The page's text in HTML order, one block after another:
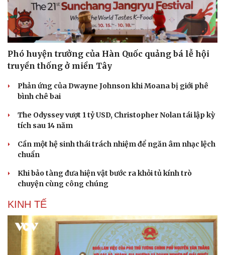
Phó huyện trưởng của Hàn Quốc quảng bá lễ hội
truyền thống ở miền Tây
Phản ứng của Dwayne Johnson khi Moana bị giới phê
bình chê bai
The Odyssey vượt 1 tỷ USD, Christopher Nolan tái lập kỳ
tích sau 14 năm
Cần một hệ sinh thái trách nhiệm để ngăn âm nhạc lệch
chuẩn
Khi bảo tàng đưa hiện vật bước ra khỏi tủ kính trò
chuyện cùng công chúng
KINH TẾ